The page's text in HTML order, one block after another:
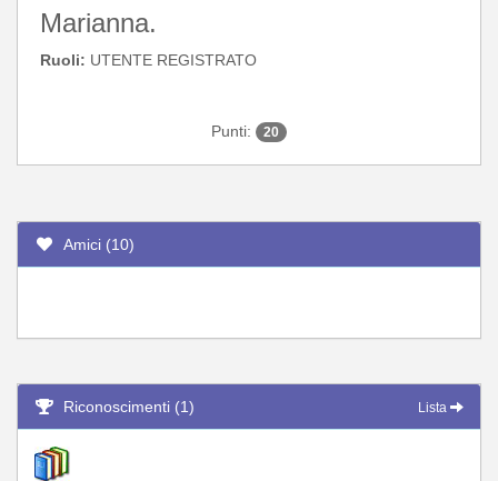
Marianna.
Ruoli: UTENTE REGISTRATO
Punti: 20
Amici (10)
Riconoscimenti (1) Lista